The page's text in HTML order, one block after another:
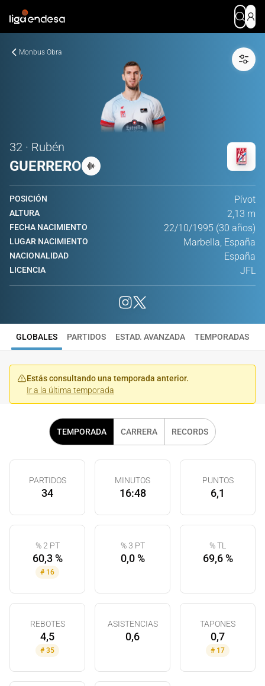
Monbus Obra
32 · Rubén
GUERRERO
POSICIÓN Pívot
ALTURA 2,13 m
FECHA NACIMIENTO 22/10/1995 (30 años)
LUGAR NACIMIENTO Marbella, España
NACIONALIDAD España
LICENCIA JFL
GLOBALES PARTIDOS ESTAD. AVANZADA TEMPORADAS
Estás consultando una temporada anterior.
Ir a la última temporada
TEMPORADA CARRERA RECORDS
PARTIDOS
34
MINUTOS
16:48
PUNTOS
6,1
% 2 PT
60,3 %
# 16
% 3 PT
0,0 %
% TL
69,6 %
REBOTES
4,5
# 35
ASISTENCIAS
0,6
TAPONES
0,7
# 17